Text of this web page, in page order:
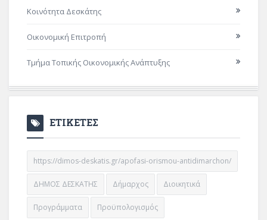
Κοινότητα Δεσκάτης
Οικονομική Επιτροπή
Τμήμα Τοπικής Οικονομικής Ανάπτυξης
ΕΤΙΚΕΤΕΣ
https://dimos-deskatis.gr/apofasi-orismou-antidimarchon/
ΔΗΜΟΣ ΔΕΣΚΑΤΗΣ Δήμαρχος Διοικητικά
Προγράμματα Προϋπολογισμός